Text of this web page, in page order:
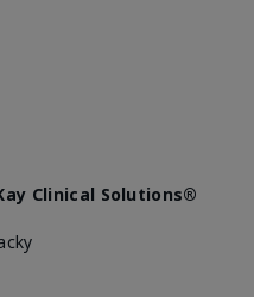
Clinical Solutions®